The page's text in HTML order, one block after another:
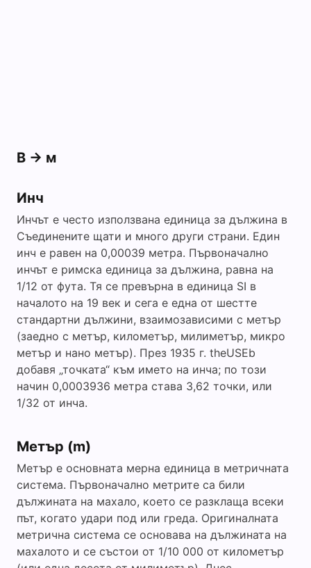
В -> м
Инч
Инчът е често използвана единица за дължина в
Съединените щати и много други страни. Един
инч е равен на 0,00039 метра. Първоначално
инчът е римска единица за дължина, равна на
1/12 от фута. Тя се превърна в единица SI в
началото на 19 век и сега е една от шестте
стандартни дължини, взаимозависими с метър
(заедно с метър, километър, милиметър, микро
метър и нано метър). През 1935 г. theUSEb
добавя „точката“ към името на инча; по този
начин 0,0003936 метра става 3,62 точки, или
1/32 от инча.
Метър (m)
Метър е основната мерна единица в метричната
система. Първоначално метрите са били
дължината на махало, което се разклаща всеки
път, когато удари под или греда. Оригиналната
метрична система се основава на дължината на
махалото и се състои от 1/10 000 от километър